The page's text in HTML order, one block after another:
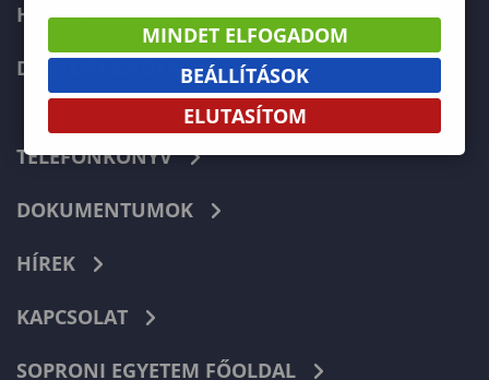
HALLGATÓKNAK
DOKTORI ISKOLA
TELEFONKÖNYV
DOKUMENTUMOK
HÍREK
KAPCSOLAT
SOPRONI EGYETEM FŐOLDAL
MINDET ELFOGADOM
BEÁLLÍTÁSOK
ELUTASÍTOM